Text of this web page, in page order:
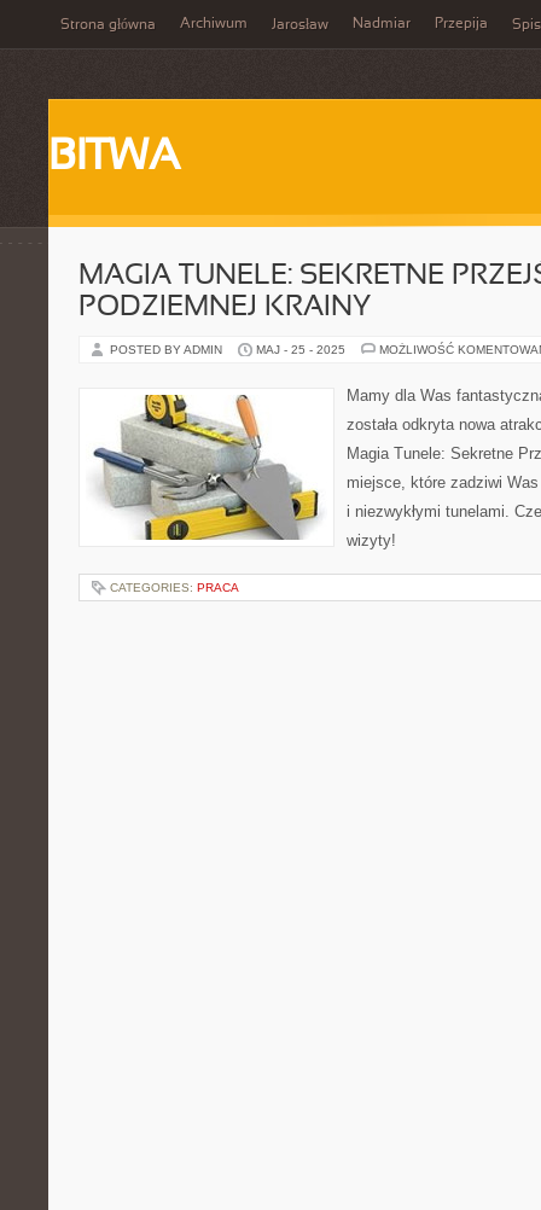
Strona główna Archiwum Jarosław Nadmiar Przepija
BITWA
MAGIA TUNELE: SEKRETNE
PODZIEMNEJ KRAINY
POSTED BY ADMIN MAJ - 25 - 2025 MOŻLIWOŚĆ
Mamy dla Was
została odkryta nowa
Magia Tunele: Sekretne
miejsce, które zadziwi
i niezwykłymi tunelami.
wizyty!
CATEGORIES: PRACA